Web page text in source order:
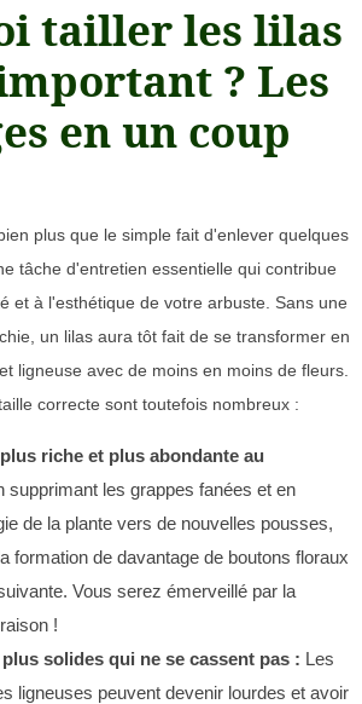
tailler les lilas
? Les
en un coup
plus que le simple fait d'enlever quelques
tâche d'entretien essentielle qui contribue
et à l'esthétique de votre arbuste. Sans une
un lilas aura tôt fait de se transformer en
ligneuse avec de moins en moins de fleurs.
correcte sont toutefois nombreux :
riche et plus abondante au
supprimant les grappes fanées et en
de la plante vers de nouvelles pousses,
formation de davantage de boutons floraux
Vous serez émerveillé par la
!
solides qui ne se cassent pas : Les
ligneuses peuvent devenir lourdes et avoir